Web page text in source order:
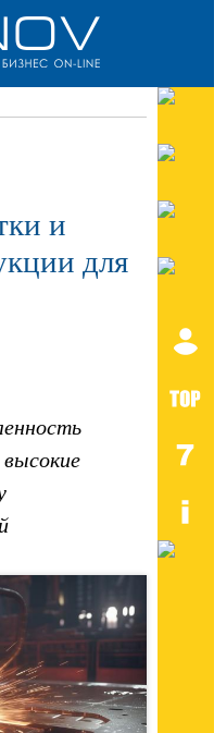
и
для
высокие